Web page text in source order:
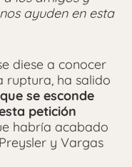
ayuden en esta
diese a conocer
ruptura, ha salido
se esconde
petición
habría acabado
y Vargas